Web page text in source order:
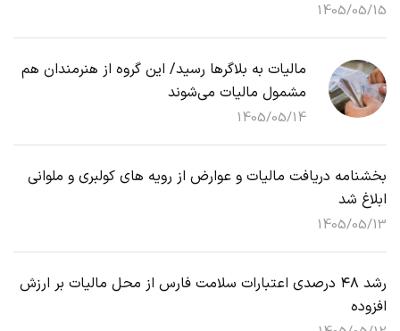
1405/05/15
مالیات به بلاگرها رسید/ این گروه از هنرمندان هم
مشمول مالیات می‌شوند
1405/05/14
بخشنامه دریافت مالیات و عوارض از رویه های کولبری و ملوانی
ابلاغ شد
1405/05/13
رشد ۴۸ درصدی اعتبارات سلامت فارس از محل مالیات بر ارزش
افزوده